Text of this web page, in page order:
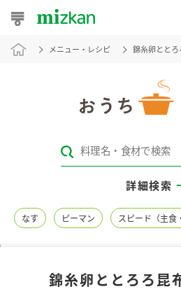
おうちレシピ
レシピカテゴリ一覧
レシピ名特集
商品情報
メニュー・レシピ 錦糸卵とと
詳細検索
なす ピーマン スピード（主食
錦糸卵ととろろ昆